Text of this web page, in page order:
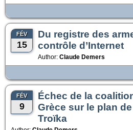
FÉV
15
Du registre des
contrôle d’Internet
Author: Claude Demers
FÉV
9
Échec de la
Grèce sur le plan
Troïka